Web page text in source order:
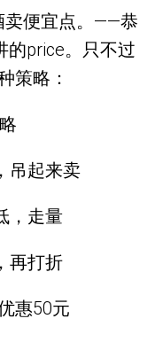
卖便宜点。——恭
的price。只不过
策略：
吊起来卖
，走量
再打折
惠50元